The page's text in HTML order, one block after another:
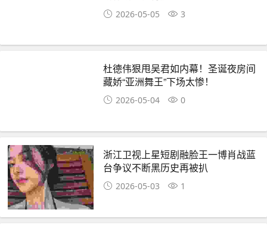
2026-05-05 3
杜德伟狠甩吴君如内幕！圣诞夜房间
藏娇“亚洲舞王”下场太惨！
2026-05-04 0
浙江卫视上星短剧融脸王一博肖战蓝
台争议不断黑历史再被扒
2026-05-03 1